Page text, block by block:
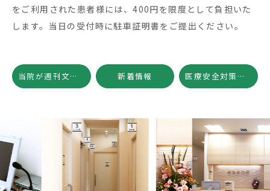
をご利用された患者様には、400円を限度として負担いた
します。当日の受付時に駐車証明書をご提出ください。
当院が週刊文春の「消化器内視鏡の検査・治療」の特集ページに掲載されました 新着情報 医療安全対策・院内感染対策の勉強会を開催しました
Previous